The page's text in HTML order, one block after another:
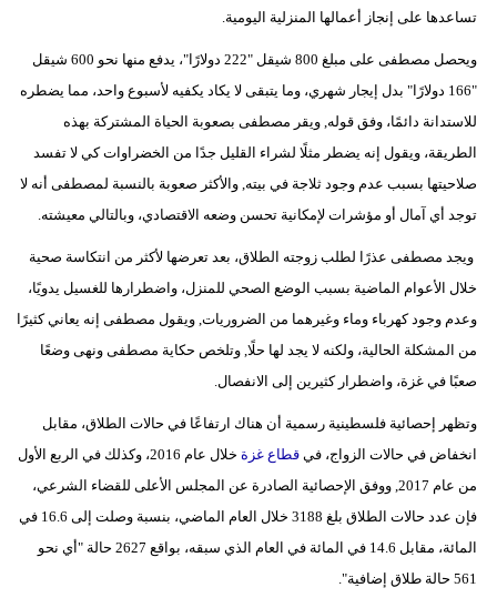
تساعدها على إنجاز أعمالها المنزلية اليومية.
ويحصل مصطفى على مبلغ 800 شيقل "222 دولارًا"، يدفع منها نحو 600 شيقل
"166 دولارًا" بدل إيجار شهري، وما يتبقى لا يكاد يكفيه لأسبوع واحد، مما يضطره
للاستدانة دائمًا، وفق قوله, ويقر مصطفى بصعوبة الحياة المشتركة بهذه
الطريقة، ويقول إنه يضطر مثلًا لشراء القليل جدًا من الخضراوات كي لا تفسد
صلاحيتها بسبب عدم وجود ثلاجة في بيته, والأكثر صعوبة بالنسبة لمصطفى أنه لا
توجد أي آمال أو مؤشرات لإمكانية تحسن وضعه الاقتصادي، وبالتالي معيشته.
ويجد مصطفى عذرًا لطلب زوجته الطلاق، بعد تعرضها لأكثر من انتكاسة صحية
خلال الأعوام الماضية بسبب الوضع الصحي للمنزل، واضطرارها للغسيل يدويًا،
وعدم وجود كهرباء وماء وغيرهما من الضروريات, ويقول مصطفى إنه يعاني كثيرًا
من المشكلة الحالية، ولكنه لا يجد لها حلًا, وتلخص حكاية مصطفى ونهى وضعًا
صعبًا في غزة، واضطرار كثيرين إلى الانفصال.
وتظهر إحصائية فلسطينية رسمية أن هناك ارتفاعًا في حالات الطلاق، مقابل
انخفاض في حالات الزواج، فيقطاع غزة
خلال عام 2016، وكذلك في الربع الأول
من عام 2017, ووفق الإحصائية الصادرة عن المجلس الأعلى للقضاء الشرعي،
فإن عدد حالات الطلاق بلغ 3188 خلال العام الماضي، بنسبة وصلت إلى 16.6 في
المائة، مقابل 14.6 في المائة في العام الذي سبقه، بواقع 2627 حالة "أي نحو
561 حالة طلاق إضافية".